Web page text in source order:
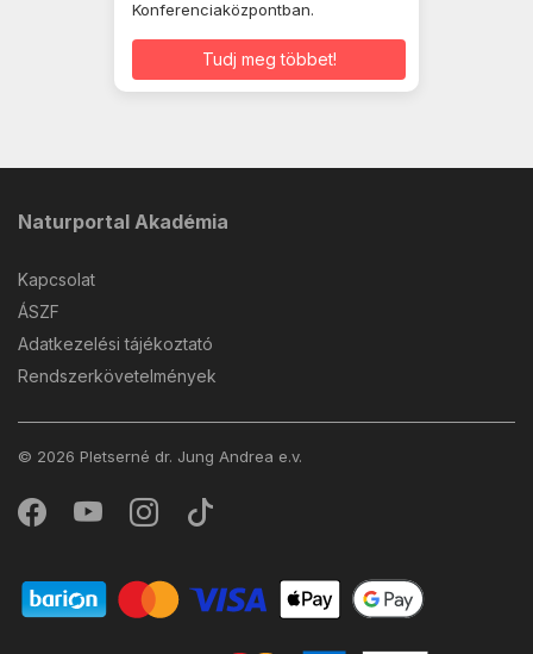
Konferenciaközpontban.
Tudj meg többet!
Naturportal Akadémia
Kapcsolat
ÁSZF
Adatkezelési tájékoztató
Rendszerkövetelmények
© 2026 Pletserné dr. Jung Andrea e.v.